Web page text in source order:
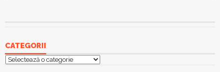
CATEGORII
Categorii